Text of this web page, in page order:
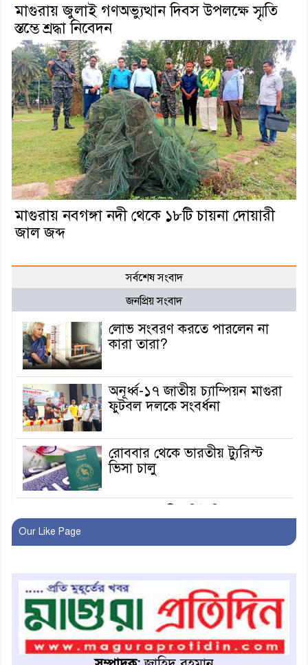
মাগুরায় জুলাই গণঅভ্যুত্থান দিবস উপলক্ষে স্মৃতি
স্তম্ভে শ্রদ্ধা নিবেদন
মাগুরায় নবগঙ্গা নদী থেকে ১৮টি চায়না দোয়ারী
জাল জব্দ
সর্বশেষ সংবাদ
জনপ্রিয় সংবাদ
লোভ সংবরণ করতে পারলেন না
কারা তারা?
অনূর্ধ্ব-১৭ জাতীয় চ্যাম্পিয়ন মাগুরা
ফুটবল দলকে সংবর্ধনা
রোববার থেকে ভারতীয় ট্যুরিস্ট
ভিসা চালু
অবহিতকরণ
মাগুরায় আ’লীগের প্রতিষ্ঠাবার্ষিকীর
কর্মসূচি প্রতিরোধে বিএনপির
মোটরসাইকেল শোডাউন
খুব শিঘ্রই কর্মস্থলে ফিরবেন
মাগুরার ডিসি
Our Like Page